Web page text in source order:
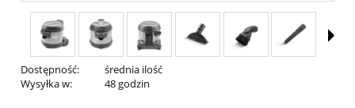
Dostępność:
średnia ilość
Wysyłka w:
48 godzin